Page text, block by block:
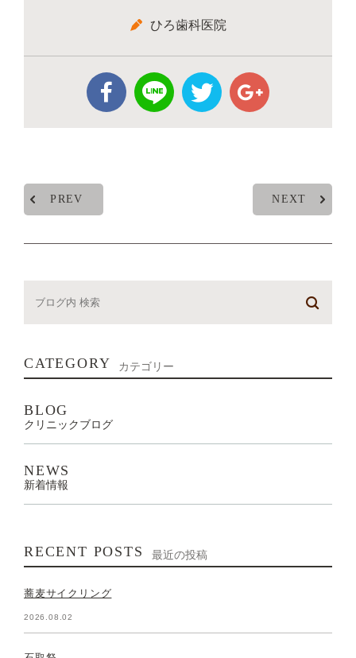
ひろ歯科医院
PREV NEXT
CATEGORY カテゴリー
BLOG
クリニックブログ
NEWS
新着情報
RECENT POSTS 最近の投稿
蕎麦サイクリング
2026.08.02